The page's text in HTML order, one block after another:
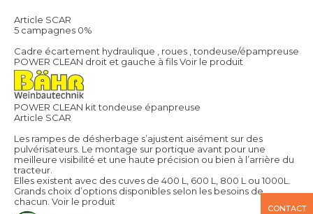
Article SCAR
5 campagnes 0%
Cadre écartement hydraulique , roues , tondeuse/épampreuse
POWER CLEAN droit et gauche à filsVoir le produit
POWER CLEAN kit tondeuse épanpreuse
Article SCAR
Les rampes de désherbage s’ajustent aisément sur des
pulvérisateurs. Le montage sur portique avant pour une
meilleure visibilité et une haute précision ou bien à l’arrière du
tracteur.
Elles existent avec des cuves de 400 L, 600 L, 800 L ou 1000L.
Grands choix d’options disponibles selon les besoins de
chacun. Voir le produit
CONTACT